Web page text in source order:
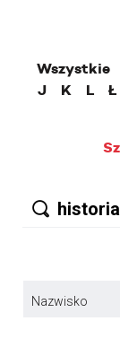
Wszystkie
J
K L Ł
Nazwisko